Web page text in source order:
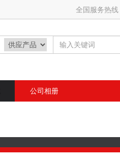
全国服务热线
公司相册